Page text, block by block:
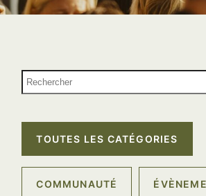
TOUTES LES CATÉGORIES
COMMUNAUTÉ